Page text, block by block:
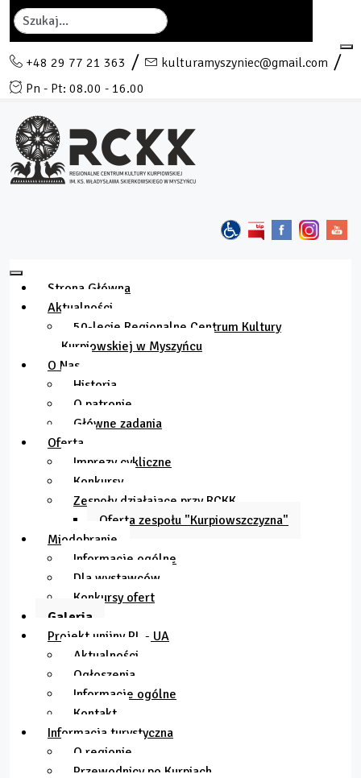
Szukaj
+48 29 77 21 363
kulturamyszyniec@gmail.com
Pn - Pt: 08.00 - 16.00
Strona Główna
Aktualności
50-lecie Regionalne Centrum Kultury
Kurpiowskiej w Myszyńcu
O Nas
Historia
O patronie
Główne zadania
Oferta
Imprezy cykliczne
Konkursy
Zespoły działające przy RCKK
Oferta zespołu "Kurpiowszczyzna"
Miodobranie
Informacje ogólne
Dla wystawców
Konkursy ofert
Galeria
Projekt unijny PL - UA
Aktualności
Ogłoszenia
Informacje ogólne
Kontakt
Informacja turystyczna
O regionie
Przewodnicy po Kurpiach